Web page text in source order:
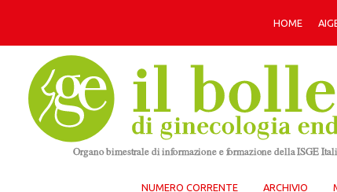
HOME
NUMERO CORRENTE ARCHIVIO